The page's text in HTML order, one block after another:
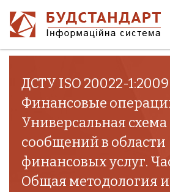
ДСТУ ISO 20022-1:2009
Финансовые
Универсальная схема
сообщений в области
финансовых услуг.
Общая методология и